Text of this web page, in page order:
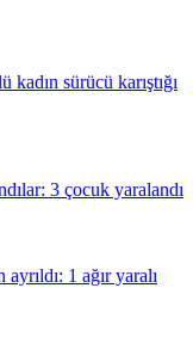
sürücü karıştığı
3 çocuk yaralandı
1 ağır yaralı